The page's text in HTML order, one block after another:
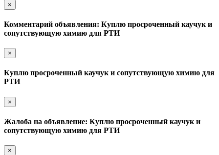
×
Комментарий объявления: Куплю просроченный каучук и
сопутствующую химию для РТИ
×
Куплю просроченный каучук и сопутствующую химию для
РТИ
×
Жалоба на объявление: Куплю просроченный каучук и
сопутствующую химию для РТИ
×